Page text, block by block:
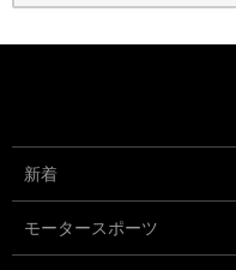
新着
モータースポーツ